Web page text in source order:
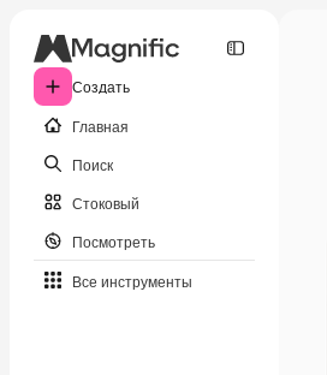
Создать
Главная
Поиск
Стоковый
Посмотреть
Все инструменты